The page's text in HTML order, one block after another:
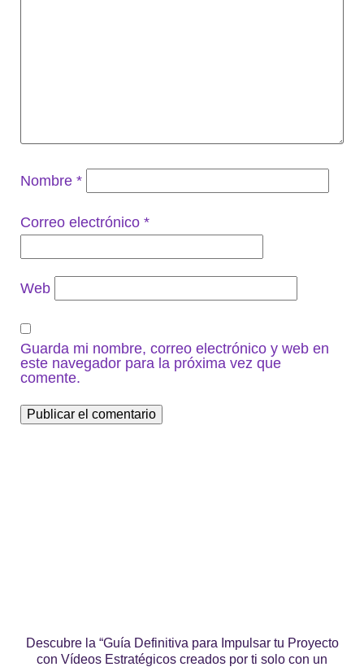
Nombre *
Correo electrónico *
Web
Guarda mi nombre, correo electrónico y web en
este navegador para la próxima vez que
comente.
Descubre la “Guía Definitiva para Impulsar tu Proyecto
con Vídeos Estratégicos creados por ti solo con un